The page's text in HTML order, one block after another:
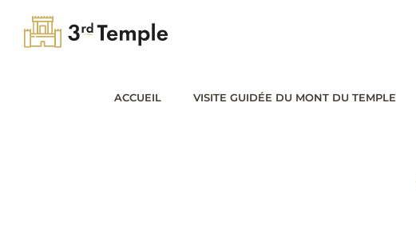
contenu
ACCUEIL VISITE GUIDÉE DU MONT DU TEMPLE